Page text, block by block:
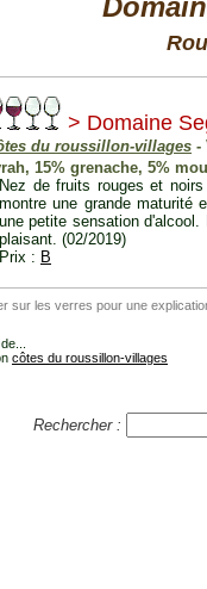
> Domaine
du roussillon-villages -
15% grenache, 5%
Nez de fruits rouges et
montre une grande maturité
une petite sensation
plaisant. (02/2019)
Prix : B
sur les verres pour une
côtes du roussillon-villages
Rechercher :